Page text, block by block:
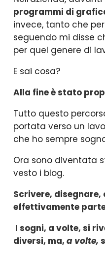
programmi di
invece, tanto che
seguendo mi disse
per quel genere di
E sai cosa?
Alla fine è stato
Tutto questo
portata verso un
che ho sempre
Ora sono diventata
vesto i blog.
Scrivere,
effettivamente
I sogni, a volte, si
diversi, ma, a volte,